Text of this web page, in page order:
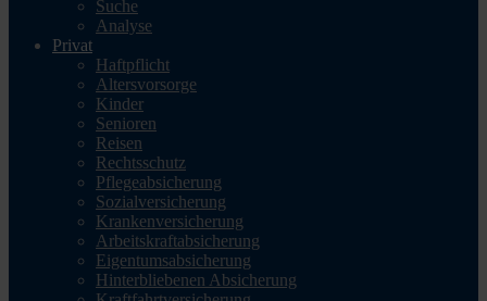
Suche
Analyse
Privat
Haftpflicht
Altersvorsorge
Kinder
Senioren
Reisen
Rechtsschutz
Pflegeabsicherung
Sozialversicherung
Krankenversicherung
Arbeitskraftabsicherung
Eigentumsabsicherung
Hinterbliebenen Absicherung